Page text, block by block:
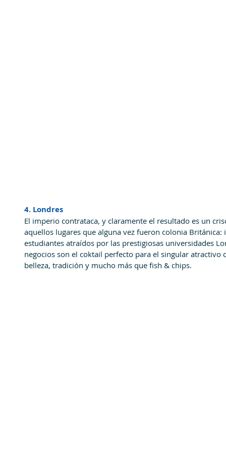
4. Londres
El imperio contrataca, y claramente el resultado es un
aquellos lugares que alguna vez fueron colonia
estudiantes atraídos por las prestigiosas universidades
negocios son el coktail perfecto para el singular
belleza, tradición y mucho más que fish & chips.